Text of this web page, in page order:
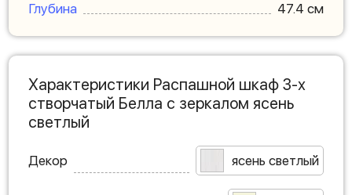
Глубина
47.4 см
Характеристики Распашной шкаф 3-х
створчатый Белла с зеркалом ясень
светлый
Декор ясень светлый